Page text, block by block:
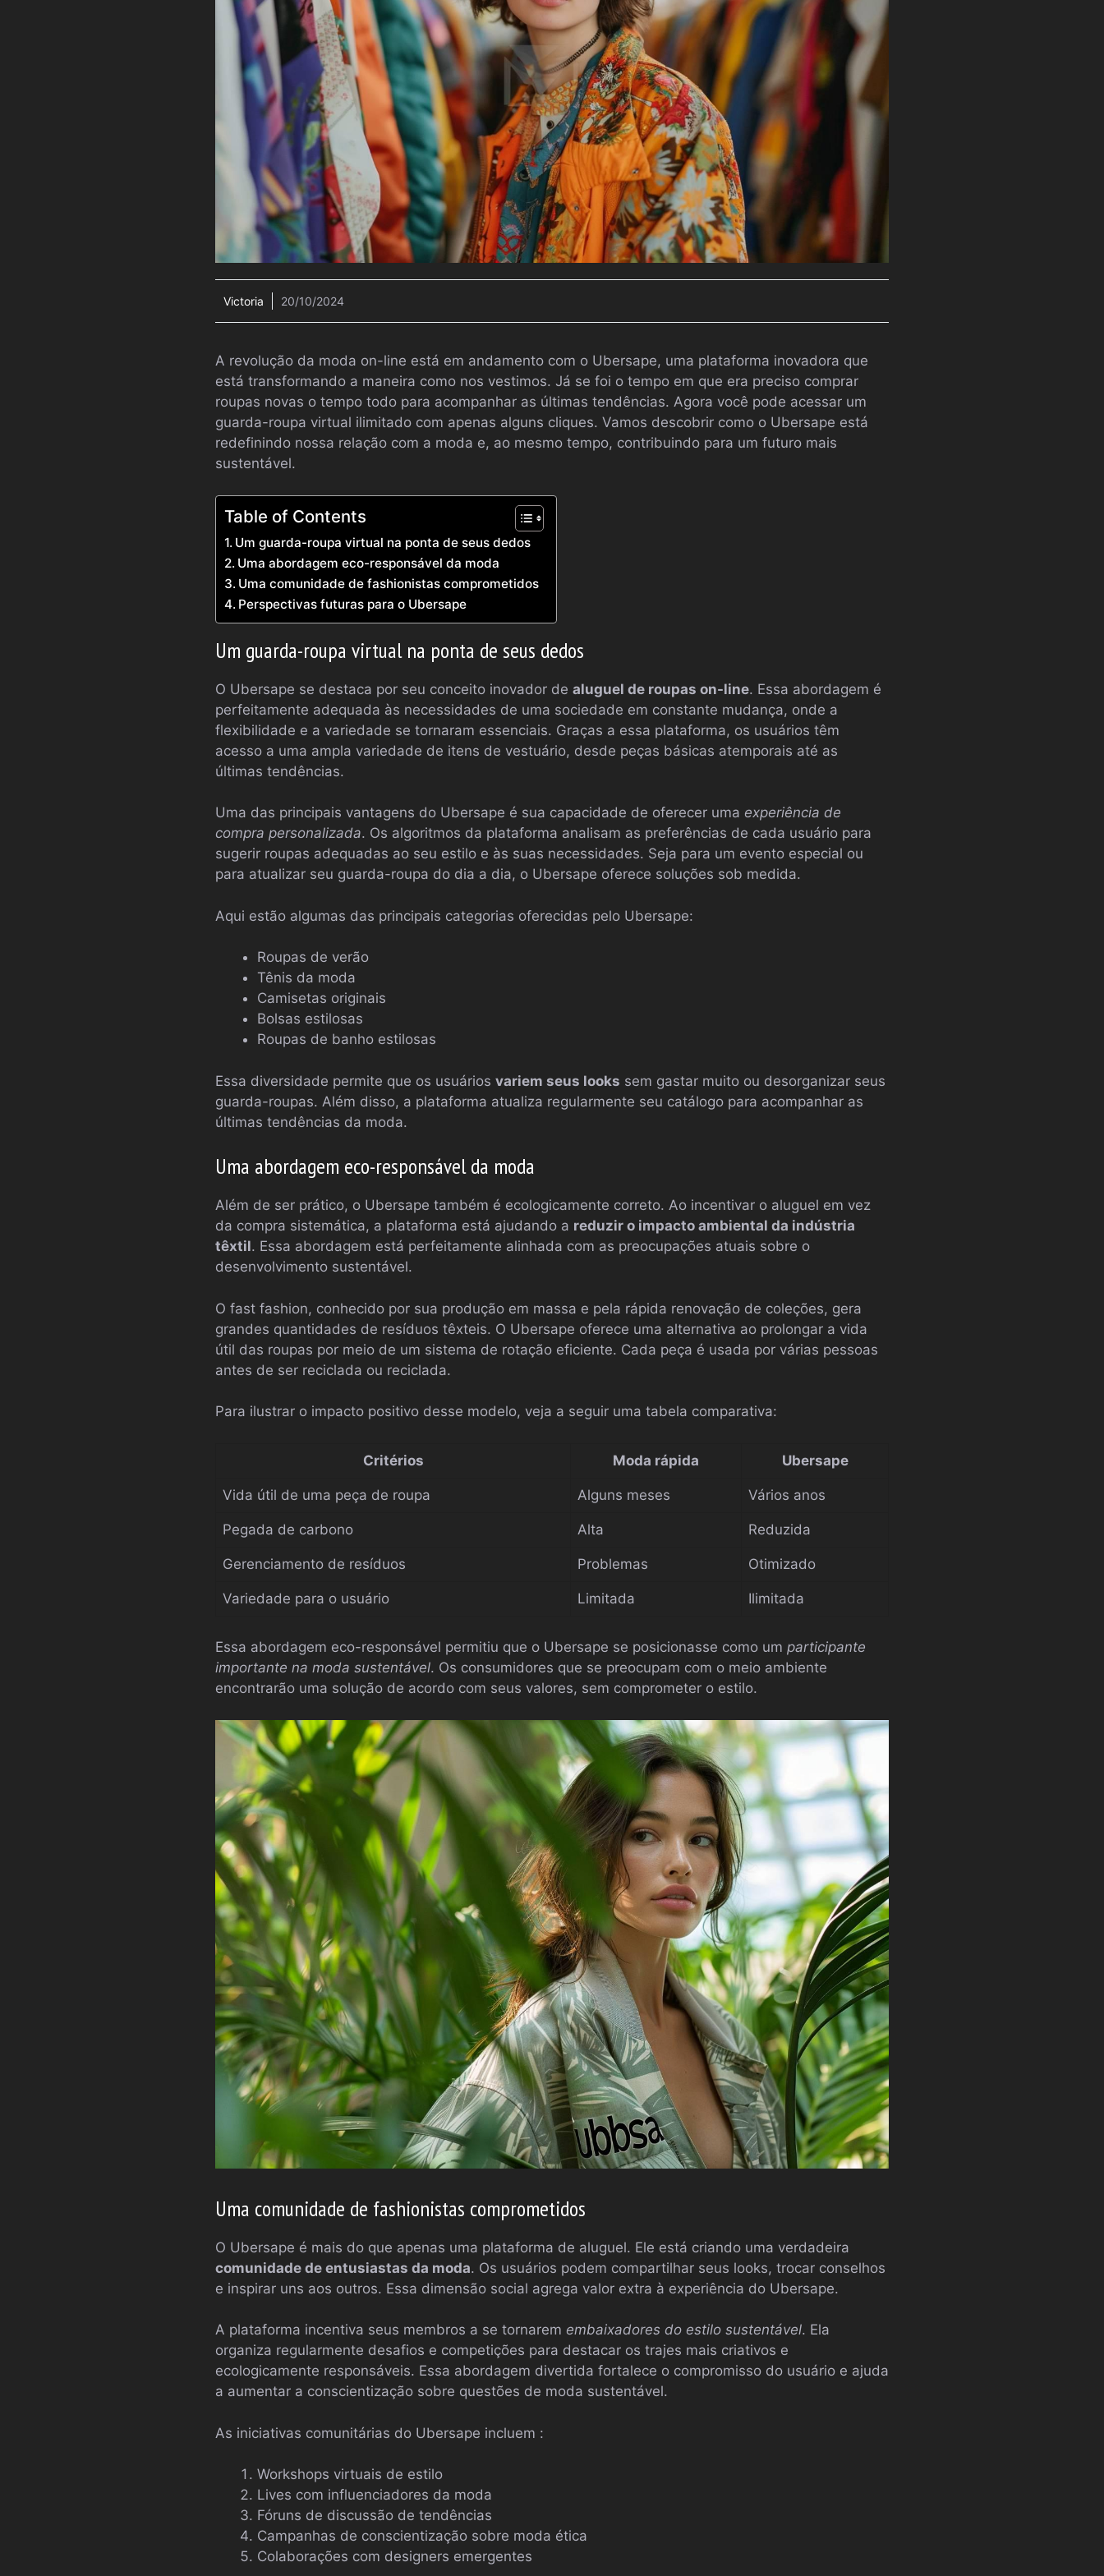
Victoria 20/10/2024
A revolução da moda on-line está em andamento com o Ubersape, uma plataforma inovadora que
está transformando a maneira como nos vestimos. Já se foi o tempo em que era preciso comprar
roupas novas o tempo todo para acompanhar as últimas tendências. Agora você pode acessar um
guarda-roupa virtual ilimitado com apenas alguns cliques. Vamos descobrir como o Ubersape está
redefinindo nossa relação com a moda e, ao mesmo tempo, contribuindo para um futuro mais
sustentável.
Table of Contents
Um guarda-roupa virtual na ponta de seus dedos
Uma abordagem eco-responsável da moda
Uma comunidade de fashionistas comprometidos
Perspectivas futuras para o Ubersape
Um guarda-roupa virtual na ponta de seus dedos
O Ubersape se destaca por seu conceito inovador de aluguel de roupas on-line. Essa abordagem é
perfeitamente adequada às necessidades de uma sociedade em constante mudança, onde a
flexibilidade e a variedade se tornaram essenciais. Graças a essa plataforma, os usuários têm
acesso a uma ampla variedade de itens de vestuário, desde peças básicas atemporais até as
últimas tendências.
Uma das principais vantagens do Ubersape é sua capacidade de oferecer uma experiência de
compra personalizada. Os algoritmos da plataforma analisam as preferências de cada usuário para
sugerir roupas adequadas ao seu estilo e às suas necessidades. Seja para um evento especial ou
para atualizar seu guarda-roupa do dia a dia, o Ubersape oferece soluções sob medida.
Aqui estão algumas das principais categorias oferecidas pelo Ubersape:
Roupas de verão
Tênis da moda
Camisetas originais
Bolsas estilosas
Roupas de banho estilosas
Essa diversidade permite que os usuários variem seus looks sem gastar muito ou desorganizar seus
guarda-roupas. Além disso, a plataforma atualiza regularmente seu catálogo para acompanhar as
últimas tendências da moda.
Uma abordagem eco-responsável da moda
Além de ser prático, o Ubersape também é ecologicamente correto. Ao incentivar o aluguel em vez
da compra sistemática, a plataforma está ajudando a reduzir o impacto ambiental da indústria
têxtil. Essa abordagem está perfeitamente alinhada com as preocupações atuais sobre o
desenvolvimento sustentável.
O fast fashion, conhecido por sua produção em massa e pela rápida renovação de coleções, gera
grandes quantidades de resíduos têxteis. O Ubersape oferece uma alternativa ao prolongar a vida
útil das roupas por meio de um sistema de rotação eficiente. Cada peça é usada por várias pessoas
antes de ser reciclada ou reciclada.
Para ilustrar o impacto positivo desse modelo, veja a seguir uma tabela comparativa:
Critérios Moda rápida Ubersape
Vida útil de uma peça de roupa Alguns meses Vários anos
Pegada de carbono Alta Reduzida
Gerenciamento de resíduos Problemas Otimizado
Variedade para o usuário Limitada Ilimitada
Essa abordagem eco-responsável permitiu que o Ubersape se posicionasse como um participante
importante na moda sustentável. Os consumidores que se preocupam com o meio ambiente
encontrarão uma solução de acordo com seus valores, sem comprometer o estilo.
Uma comunidade de fashionistas comprometidos
O Ubersape é mais do que apenas uma plataforma de aluguel. Ele está criando uma verdadeira
comunidade de entusiastas da moda. Os usuários podem compartilhar seus looks, trocar conselhos
e inspirar uns aos outros. Essa dimensão social agrega valor extra à experiência do Ubersape.
A plataforma incentiva seus membros a se tornarem embaixadores do estilo sustentável. Ela
organiza regularmente desafios e competições para destacar os trajes mais criativos e
ecologicamente responsáveis. Essa abordagem divertida fortalece o compromisso do usuário e ajuda
a aumentar a conscientização sobre questões de moda sustentável.
As iniciativas comunitárias do Ubersape incluem :
Workshops virtuais de estilo
Lives com influenciadores da moda
Fóruns de discussão de tendências
Campanhas de conscientização sobre moda ética
Colaborações com designers emergentes